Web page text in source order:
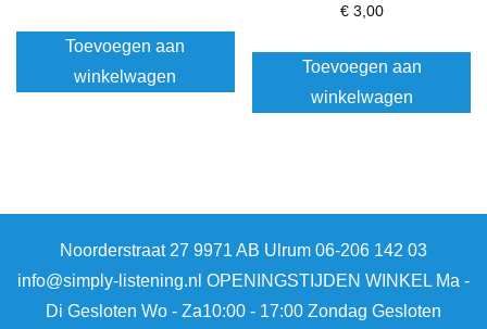
Toevoegen aan
winkelwagen
€3,00
Toevoegen aan
winkelwagen
Noorderstraat 27 9971 AB Ulrum 06-206 142 03
info@simply-listening.nl OPENINGSTIJDEN WINKEL Ma -
Di Gesloten Wo - Za10:00 - 17:00 Zondag Gesloten